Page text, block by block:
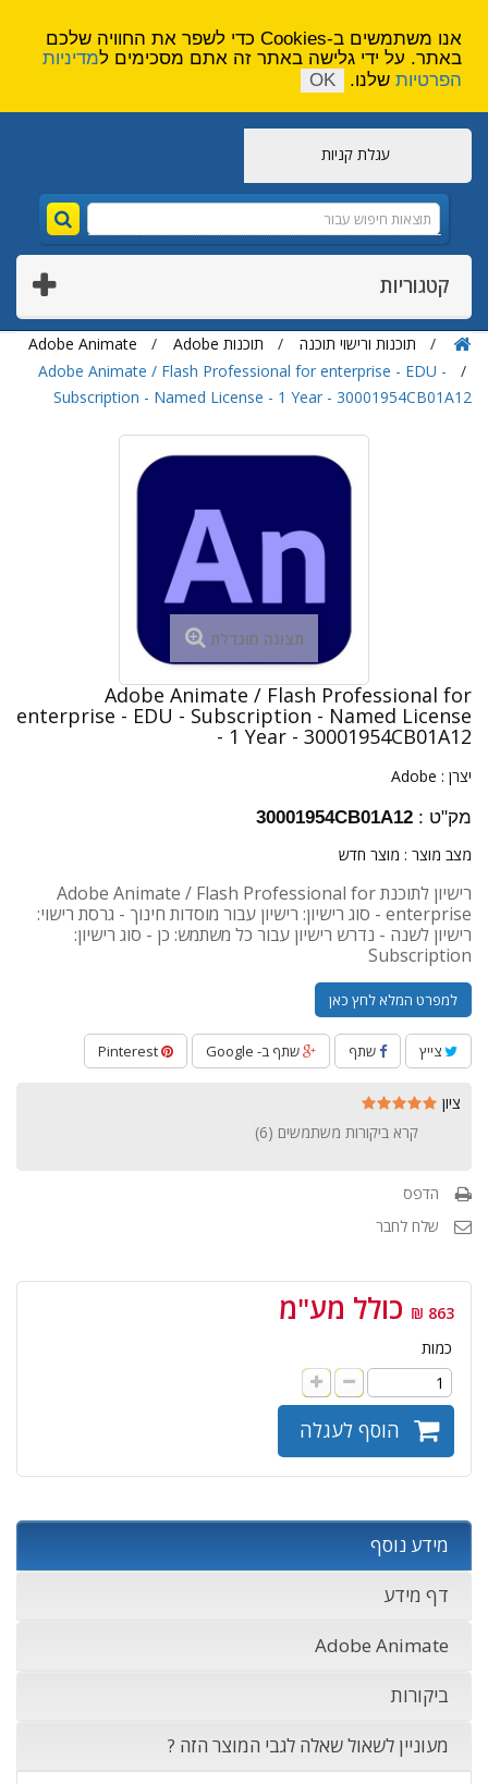
עגלת קניות
קטגוריות
תוכנות ורישוי תוכנה תוכנות Adobe
Adobe Animate
Adobe Animate / Flash Professional for enterprise - EDU -
Subscription - Named License - 1 Year - 30001954CB01A12
תצוגה מוגדלת
Adobe Animate / Flash Professional for
enterprise - EDU - Subscription - Named License
- 1 Year - 30001954CB01A12
יצרן : Adobe
מק"ט : 30001954CB01A12
מצב מוצר : מוצר חדש
רישיון לתוכנת Adobe Animate / Flash Professional for
enterprise - סוג רישיון: רישיון עבור מוסדות חינוך - גרסת רישוי:
רישיון לשנה - נדרש רישיון עבור כל משתמש: כן - סוג רישיון:
Subscription
למפרט המלא לחץ כאן
צייץ שתף שתף ב- Google
ציון
קרא ביקורות משתמשים (6
)
הדפס
שלח לחבר
863 ₪ כולל מע"מ
כמות
הוסף לעגלה
מידע נוסף
דף מידע
Adobe Animate
ביקורות
מעוניין לשאול שאלה לגבי המוצר הזה ?
אנו משתמשים ב-Cookies כדי לשפר את החוויה שלכם
באתר. על ידי גלישה באתר זה אתם מסכימים למדיניות
הפרטיות שלנו. OK